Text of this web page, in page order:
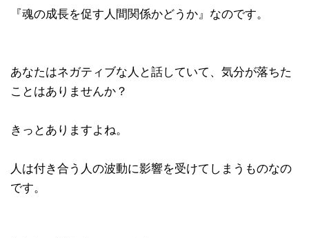
『魂の成長を促す人間関係かどうか』なのです。
あなたはネガティブな人と話していて、気分が落ちた
ことはありませんか？
きっとありますよね。
人は付き合う人の波動に影響を受けてしまうものなの
です。